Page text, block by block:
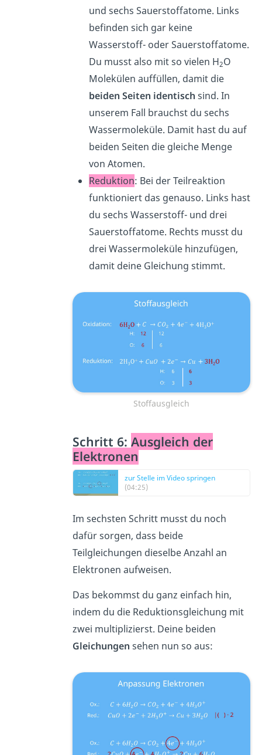
und sechs Sauerstoffatome. Links
befinden sich gar keine
Wasserstoff- oder Sauerstoffatome.
Du musst also mit so vielen H2O
Molekülen auffüllen, damit die
beiden Seiten identisch sind. In
unserem Fall brauchst du sechs
Wassermoleküle. Damit hast du auf
beiden Seiten die gleiche Menge
von Atomen.
Reduktion: Bei der Teilreaktion
funktioniert das genauso. Links hast
du sechs Wasserstoff- und drei
Sauerstoffatome. Rechts musst du
drei Wassermoleküle hinzufügen,
damit deine Gleichung stimmt.
Stoffausgleich
Schritt 6: Ausgleich der
Elektronen
zur Stelle im Video springen
(04:25)
Im sechsten Schritt musst du noch
dafür sorgen, dass beide
Teilgleichungen dieselbe Anzahl an
Elektronen aufweisen.
Das bekommst du ganz einfach hin,
indem du die Reduktionsgleichung mit
zwei multiplizierst. Deine beiden
Gleichungen sehen nun so aus: